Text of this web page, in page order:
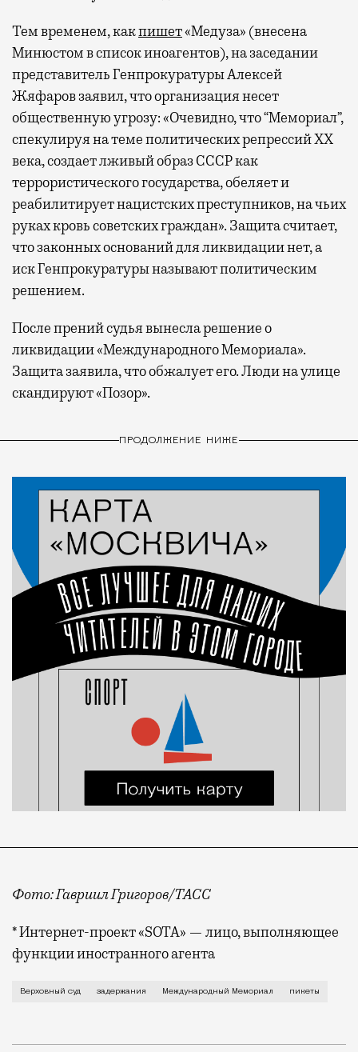
Тем временем, какпишет«Медуза» (внесена
Минюстом в список иноагентов), на заседании
представитель Генпрокуратуры Алексей
Жяфаров заявил, что организация несет
общественную угрозу: «Очевидно, что “Мемориал”,
спекулируя на теме политических репрессий XX
века, создает лживый образ СССР как
террористического государства, обеляет и
реабилитирует нацистских преступников, на чьих
руках кровь советских граждан». Защита считает,
что законных оснований для ликвидации нет, а
иск Генпрокуратуры называют политическим
решением.
После прений судья вынесла решение о
ликвидации «Международного Мемориала».
Защита заявила, что обжалует его. Люди на улице
скандируют «Позор».
ПРОДОЛЖЕНИЕ НИЖЕ
Фото: Гавриил Григоров/ТАСС
* Интернет-проект «SOTA» — лицо, выполняющее
функции иностранного агента
Верховный суд задержания Международный Мемориал пикеты